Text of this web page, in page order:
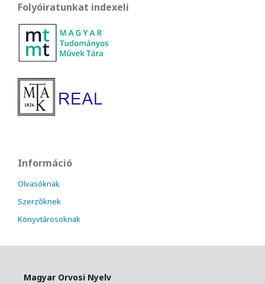
Folyóiratunkat indexeli
Információ
Olvasóknak
Szerzőknek
Könyvtárosoknak
Magyar Orvosi Nyelv